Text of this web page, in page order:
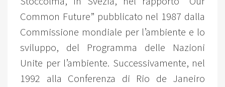
Common Future” pubblicato nel 1987 dalla
Commissione mondiale per l’ambiente e lo
sviluppo, del Programma delle Nazioni
Unite per l’ambiente. Successivamente, nel
1992 alla Conferenza di Rio de Janeiro